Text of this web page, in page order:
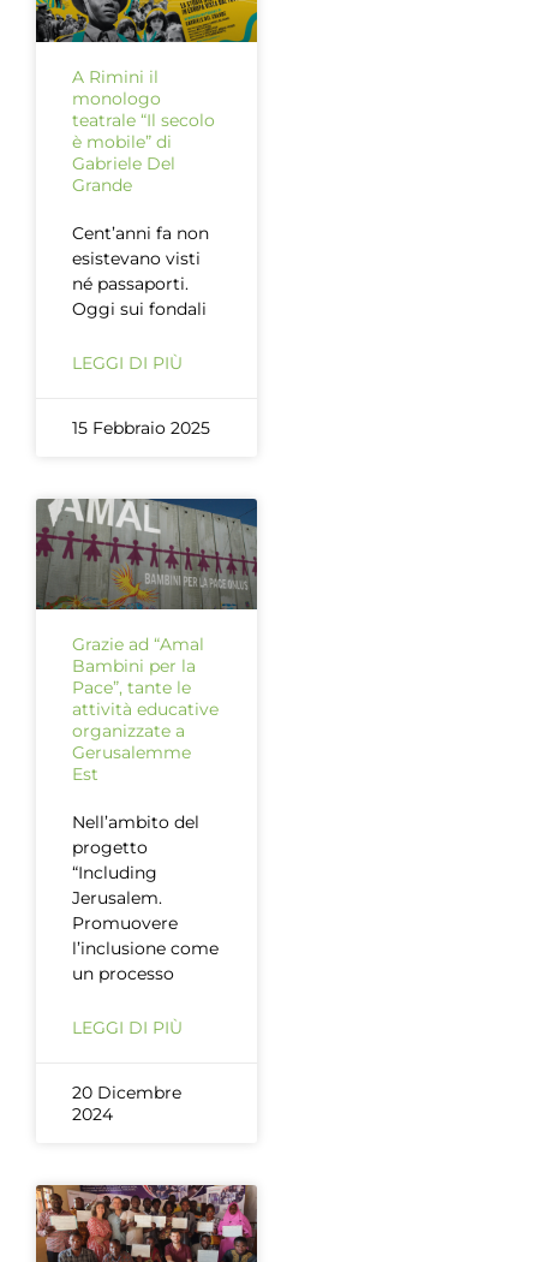
A Rimini il
monologo
teatrale “Il secolo
è mobile” di
Gabriele Del
Grande
Cent’anni fa non
esistevano visti
né passaporti.
Oggi sui fondali
LEGGI DI PIÙ
15 Febbraio 2025
Grazie ad “Amal
Bambini per la
Pace”, tante le
attività educative
organizzate a
Gerusalemme
Est
Nell’ambito del
progetto
“Including
Jerusalem.
Promuovere
l’inclusione come
un processo
LEGGI DI PIÙ
20 Dicembre
2024